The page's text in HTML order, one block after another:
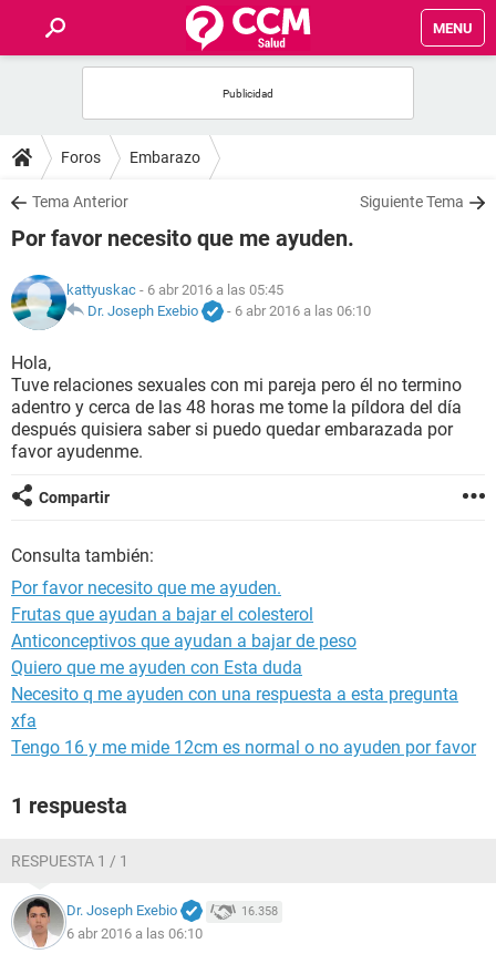
MENU
FOROS
SALUD
NUTRICIÓN
BIENESTAR
SEXUALIDAD
GLOSARIO
Foros Embarazo
Tema Anterior Siguiente Tema
Por favor necesito que me ayuden.
kattyuskac - 6 abr 2016 a las 05:45
Dr. Joseph Exebio
- 6 abr 2016 a las 06:10
Hola,
Tuve relaciones sexuales con mi pareja pero él no termino
adentro y cerca de las 48 horas me tome la píldora del día
después quisiera saber si puedo quedar embarazada por
favor ayudenme.
Compartir
Consulta también:
Por favor necesito que me ayuden.
Frutas que ayudan a bajar el colesterol
Anticonceptivos que ayudan a bajar de peso
Quiero que me ayuden con Esta duda
Necesito q me ayuden con una respuesta a esta pregunta
xfa
Tengo 16 y me mide 12cm es normal o no ayuden por favor
1 respuesta
RESPUESTA 1 / 1
Dr. Joseph Exebio 16.358
6 abr 2016 a las 06:10